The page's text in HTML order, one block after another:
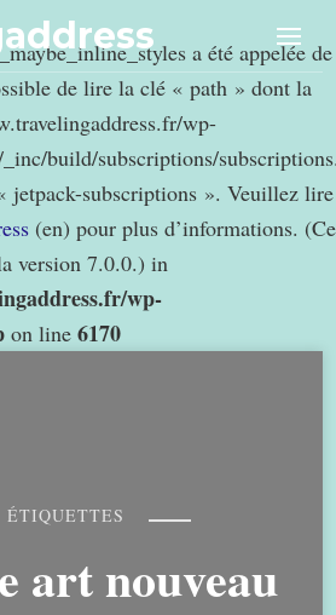
a été appelée de
de lire la clé « path » dont la
wp-
build/subscriptions/
jetpack-subscriptions ». Veuillez lire
(en) pour plus d’informations. (Ce
version 7.0.0.) in
wp-
on line 6170
ÉTIQUETTES
art nouveau